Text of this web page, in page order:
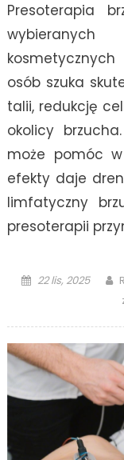
Presoterapia
osób szuka
talii, redukcję
okolicy
może pomóc
efekty daje
limfatyczny
presoterapii
Posted
22 lis, 2025